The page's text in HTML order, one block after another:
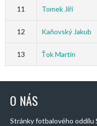
11 Tomek Jiří
12 Kaňovský Jakub
13 Ťok Martin
O NÁS
Stránky fotbalového oddílu